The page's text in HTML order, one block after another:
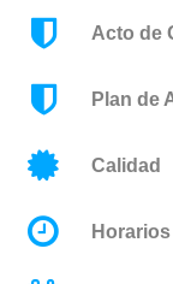
Acto de
Plan de
Calidad
Horarios